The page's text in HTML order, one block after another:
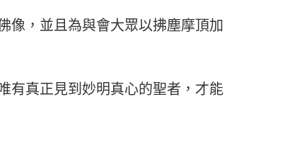
像，並且為與會大眾以拂塵摩頂加
有真正見到妙明真心的聖者，才能